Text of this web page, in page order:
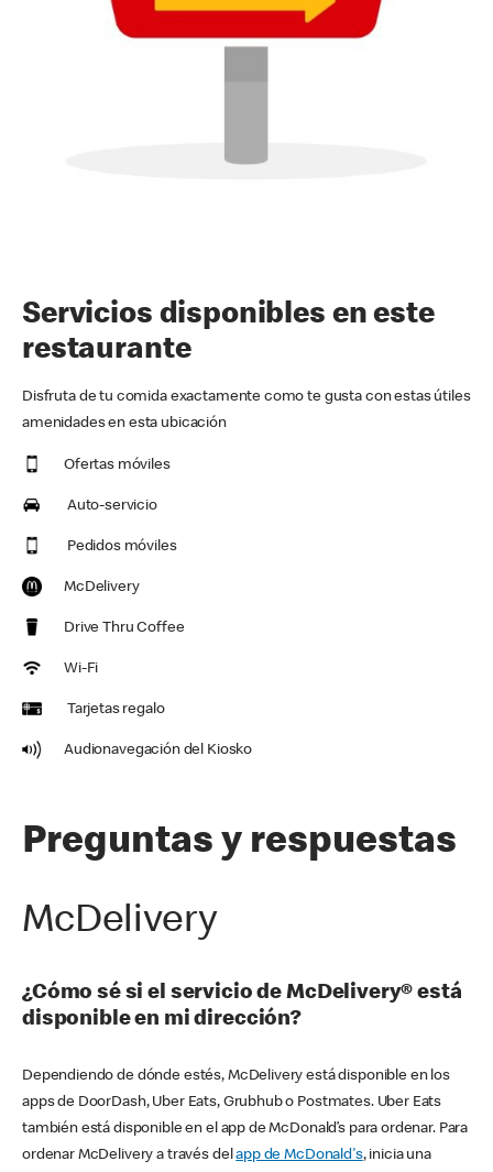
Servicios disponibles en este
restaurante
Disfruta de tu comida exactamente como te gusta con estas útiles
amenidades en esta ubicación
Ofertas móviles
Auto-servicio
Pedidos móviles
McDelivery
Drive Thru Coffee
Wi-Fi
Tarjetas regalo
Audionavegación del Kiosko
Preguntas y respuestas
McDelivery
¿Cómo sé si el servicio de McDelivery® está
disponible en mi dirección?
Dependiendo de dónde estés, McDelivery está disponible en los
apps de DoorDash, Uber Eats, Grubhub o Postmates. Uber Eats
también está disponible en el app de McDonald’s para ordenar. Para
ordenar McDelivery a través delapp de McDonald's, inicia una